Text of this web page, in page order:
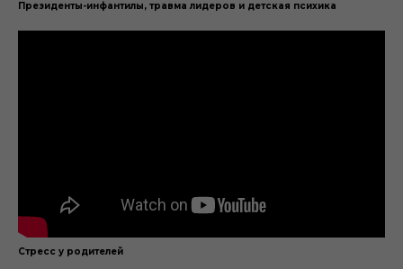
Президенты-инфантилы, травма лидеров и детская психика
Стресс у родителей